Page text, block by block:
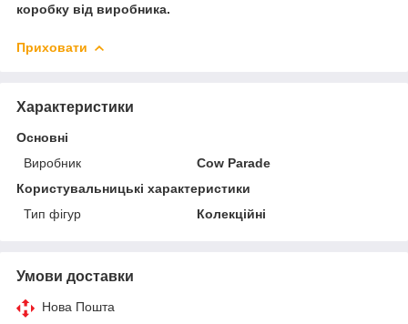
коробку від виробника.
Приховати
Характеристики
Основні
Виробник
Cow Parade
Користувальницькі характеристики
Тип фігур
Колекційні
Умови доставки
Нова Пошта